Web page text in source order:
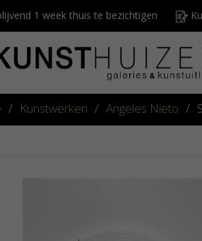
1 week thuis te bezichtigen
/ Kunstwerken / Angeles Nieto /